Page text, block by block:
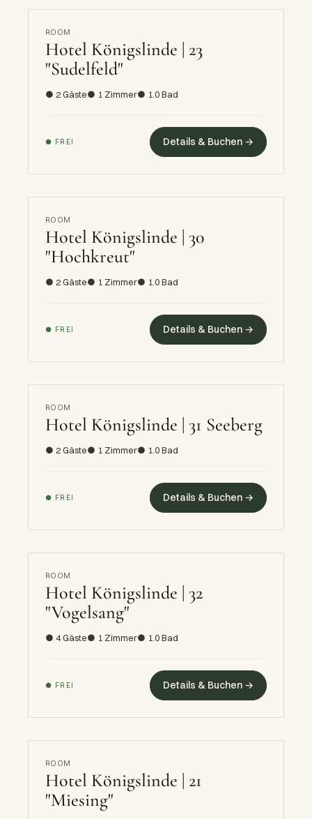
ROOM
Hotel Königslinde | 23
"Sudelfeld"
● 2 Gäste● 1 Zimmer● 1.0 Bad
● FREI Details & Buchen →
ROOM
Hotel Königslinde | 30
"Hochkreut"
● 2 Gäste● 1 Zimmer● 1.0 Bad
● FREI Details & Buchen →
ROOM
Hotel Königslinde | 31 Seeberg
● 2 Gäste● 1 Zimmer● 1.0 Bad
● FREI Details & Buchen →
ROOM
Hotel Königslinde | 32
"Vogelsang"
● 4 Gäste● 1 Zimmer● 1.0 Bad
● FREI Details & Buchen →
ROOM
Hotel Königslinde | 21
"Miesing"